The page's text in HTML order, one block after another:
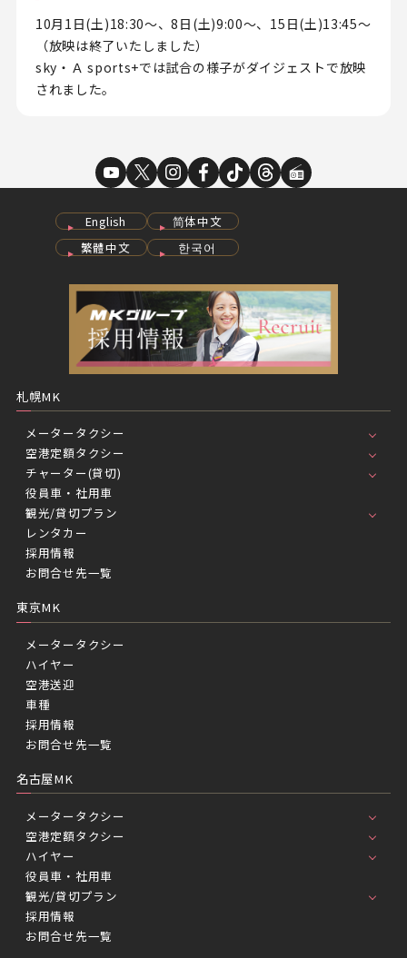
10月1日(土)18:30～、8日(土)9:00～、15日(土)13:45～
（放映は終了いたしました）
sky・Ａ sports+では試合の様子がダイジェストで放映
されました。
English
简体中文
繁體中文
한국어
札幌MK
メータータクシー
空港定額タクシー
チャーター(貸切)
役員車・社用車
観光/貸切プラン
レンタカー
採用情報
お問合せ先一覧
東京MK
メータータクシー
ハイヤー
空港送迎
車種
採用情報
お問合せ先一覧
名古屋MK
メータータクシー
空港定額タクシー
ハイヤー
役員車・社用車
観光/貸切プラン
採用情報
お問合せ先一覧